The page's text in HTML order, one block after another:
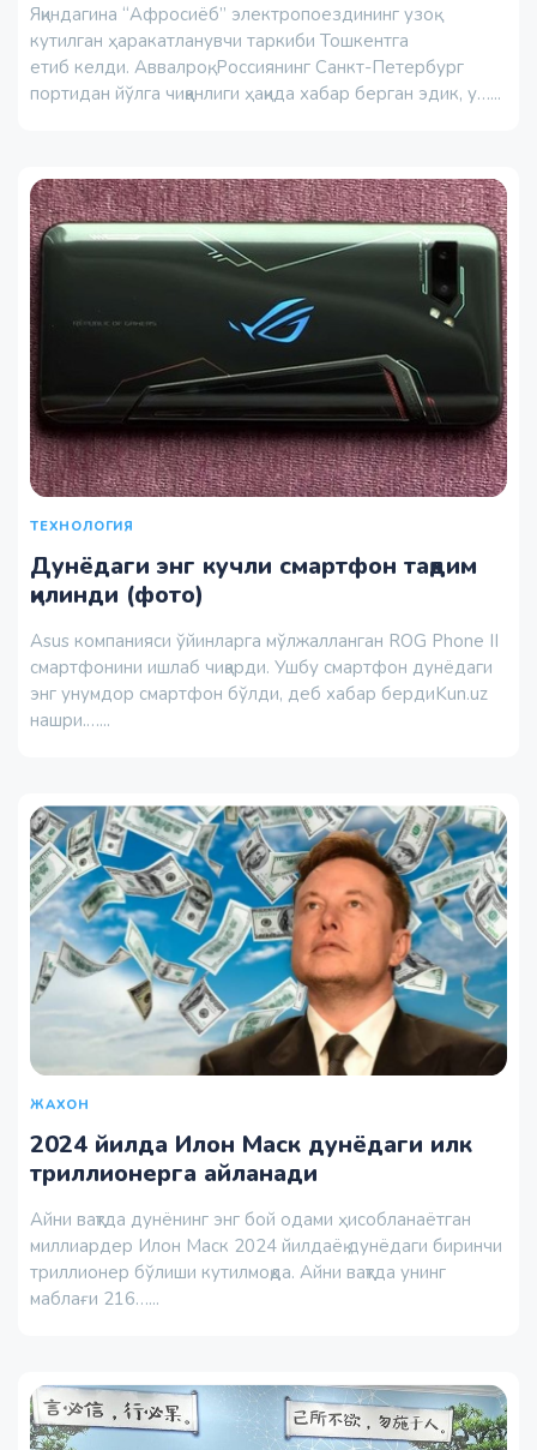
Яқиндагина “Афросиёб” электропоездининг узоқ
кутилган ҳаракатланувчи таркиби Тошкентга
етиб келди. Аввалроқ, Россиянинг Санкт-Петербург
портидан йўлга чиққанлиги ҳақида хабар берган эдик, у…...
ТЕХНОЛОГИЯ
Дунёдаги энг кучли смартфон тақдим
қилинди (фото)
Asus компанияси ўйинларга мўлжалланган ROG Phone II
смартфонини ишлаб чиқарди. Ушбу смартфон дунёдаги
энг унумдор смартфон бўлди, деб хабар бердиKun.uz
нашри.…...
ЖАХОН
2024 йилда Илон Маск дунёдаги илк
триллионерга айланади
Айни вақтда дунёнинг энг бой одами ҳисобланаётган
миллиардер Илон Маск 2024 йилдаёқ дунёдаги биринчи
триллионер бўлиши кутилмоқда. Айни вақтда унинг
маблағи 216…...